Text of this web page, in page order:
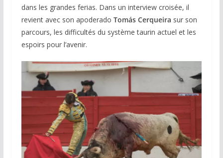
dans les grandes ferias. Dans un interview croisée, il
revient avec son apoderado Tomás Cerqueira sur son
parcours, les difficultés du système taurin actuel et les
espoirs pour l’avenir.